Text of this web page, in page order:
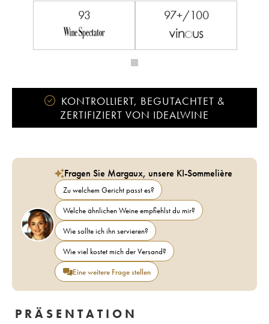
Famille Rouzaud
93 97+/100
KONTROLLIERT, BEGUTACHTET &
ZERTIFIZIERT VON IDEALWINE
Fragen Sie Margaux, unsere KI-Sommelière
Zu welchem Gericht passt es?
Welche ähnlichen Weine empfiehlst du mir?
Wie sollte ich ihn servieren?
Wie viel kostet mich der Versand?
Eine weitere Frage stellen
PRÄSENTATION